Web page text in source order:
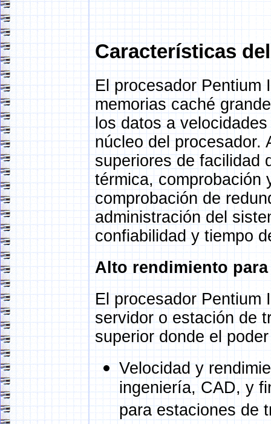
Características
El procesador Pentium
memorias caché
los datos a
núcleo del procesador.
superiores de facilidad
térmica, comprobación
comprobación de
administración del
confiabilidad y tiempo
Alto rendimiento
El procesador Pentium
servidor o estación de
superior donde el
Velocidad y
ingeniería, CAD, y
para estaciones de